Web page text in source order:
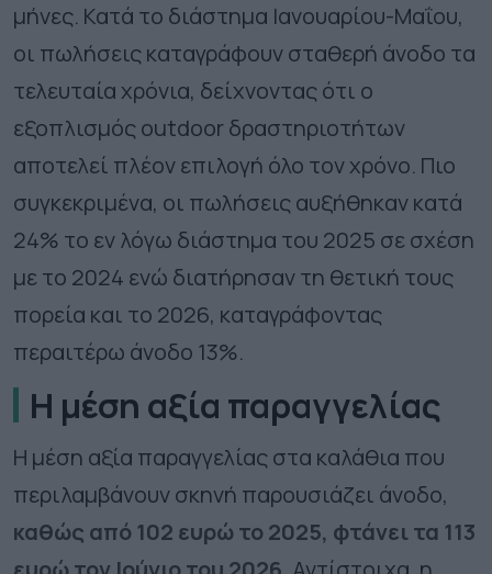
μήνες. Κατά το διάστημα Ιανουαρίου-Μαΐου,
οι πωλήσεις καταγράφουν σταθερή άνοδο τα
τελευταία χρόνια, δείχνοντας ότι ο
εξοπλισμός outdoor δραστηριοτήτων
αποτελεί πλέον επιλογή όλο τον χρόνο. Πιο
συγκεκριμένα, οι πωλήσεις αυξήθηκαν κατά
24% το εν λόγω διάστημα του 2025 σε σχέση
με το 2024 ενώ διατήρησαν τη θετική τους
πορεία και το 2026, καταγράφοντας
περαιτέρω άνοδο 13%.
Η μέση αξία παραγγελίας
Η μέση αξία παραγγελίαςστα καλάθια που
περιλαμβάνουνσκηνή παρουσιάζει άνοδο,
καθώς από 102 ευρώ το 2025, φτάνει τα 113